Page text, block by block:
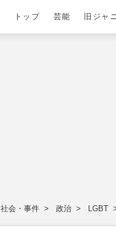
トップ 芸能 旧ジャ
社会・事件 政治 LGBT